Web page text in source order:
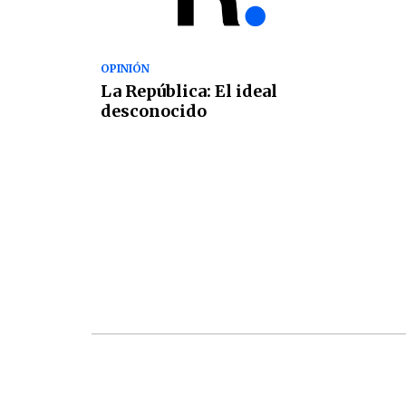
OPINIÓN
La República: El ideal
desconocido